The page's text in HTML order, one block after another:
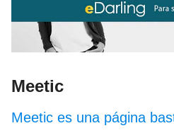
Meetic
Meetic es una página